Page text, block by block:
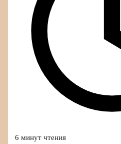
6 минут чтения